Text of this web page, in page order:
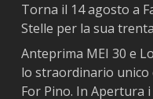
Torna il 14 agosto a
Stelle per la sua
Anteprima MEI 30 e
lo straordinario unico
For Pino. In Apertura